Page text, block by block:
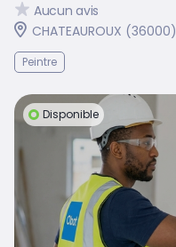
Aucun avis
CHATEAUROUX (36000)
Peintre
Disponible